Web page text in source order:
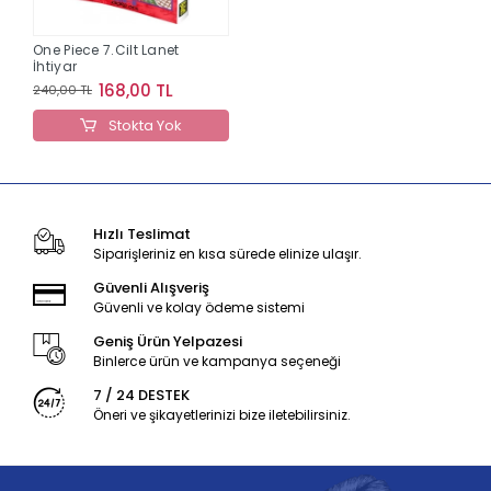
One Piece 7.Cilt Lanet
İhtiyar
240,00 TL 168,00 TL
Stokta Yok
Hızlı Teslimat
Siparişleriniz en kısa sürede elinize ulaşır.
Güvenli Alışveriş
Güvenli ve kolay ödeme sistemi
Geniş Ürün Yelpazesi
Binlerce ürün ve kampanya seçeneği
7 / 24 DESTEK
Öneri ve şikayetlerinizi bize iletebilirsiniz.